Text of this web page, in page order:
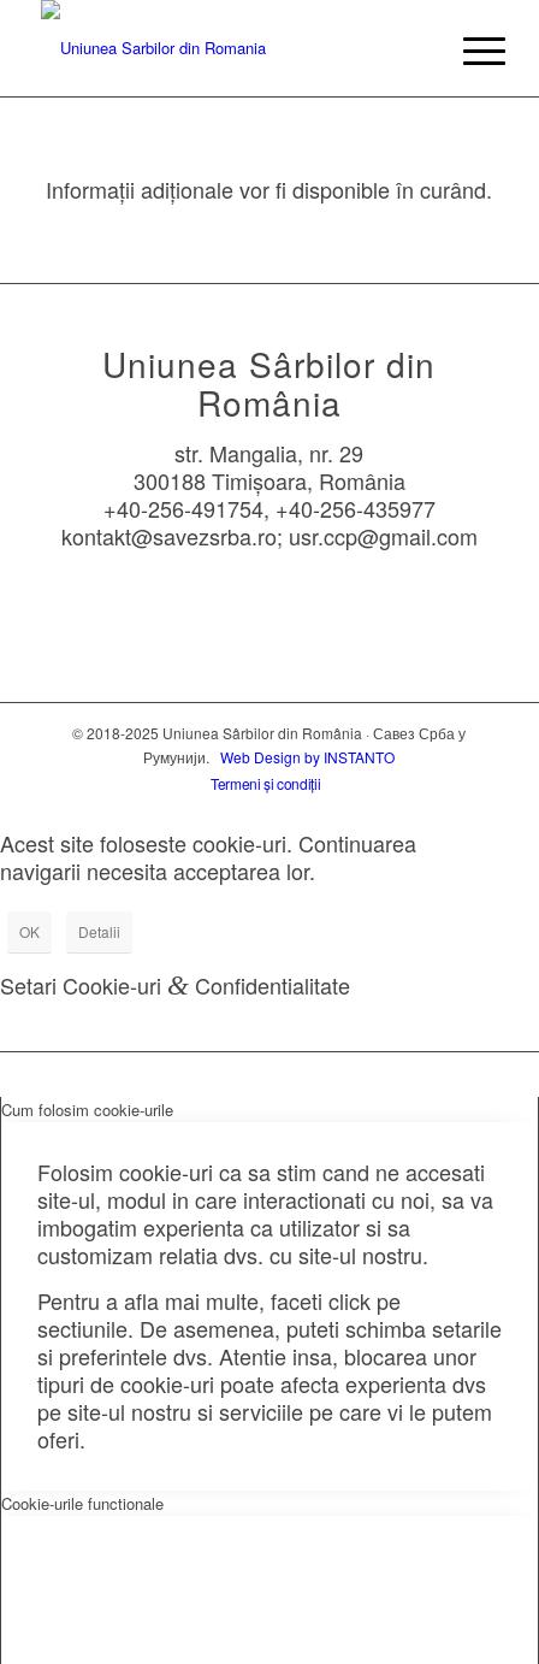
Informații adiționale vor fi disponible în curând.
Uniunea Sârbilor din
România
str. Mangalia, nr. 29
300188 Timișoara, România
+40-256-491754, +40-256-435977
kontakt@savezsrba.ro; usr.ccp@gmail.com
© 2018-2025 Uniunea Sârbilor din România · Савез Срба у
Румунији.Web Design by INSTANTO
Termeni și condiții
Acest site foloseste cookie-uri. Continuarea
navigarii necesita acceptarea lor.
OK Detalii
Setari Cookie-uri & Confidentialitate
Cum folosim cookie-urile
Folosim cookie-uri ca sa stim cand ne accesati
site-ul, modul in care interactionati cu noi, sa va
imbogatim experienta ca utilizator si sa
customizam relatia dvs. cu site-ul nostru.
Pentru a afla mai multe, faceti click pe
sectiunile. De asemenea, puteti schimba setarile
si preferintele dvs. Atentie insa, blocarea unor
tipuri de cookie-uri poate afecta experienta dvs
pe site-ul nostru si serviciile pe care vi le putem
oferi.
Cookie-urile functionale